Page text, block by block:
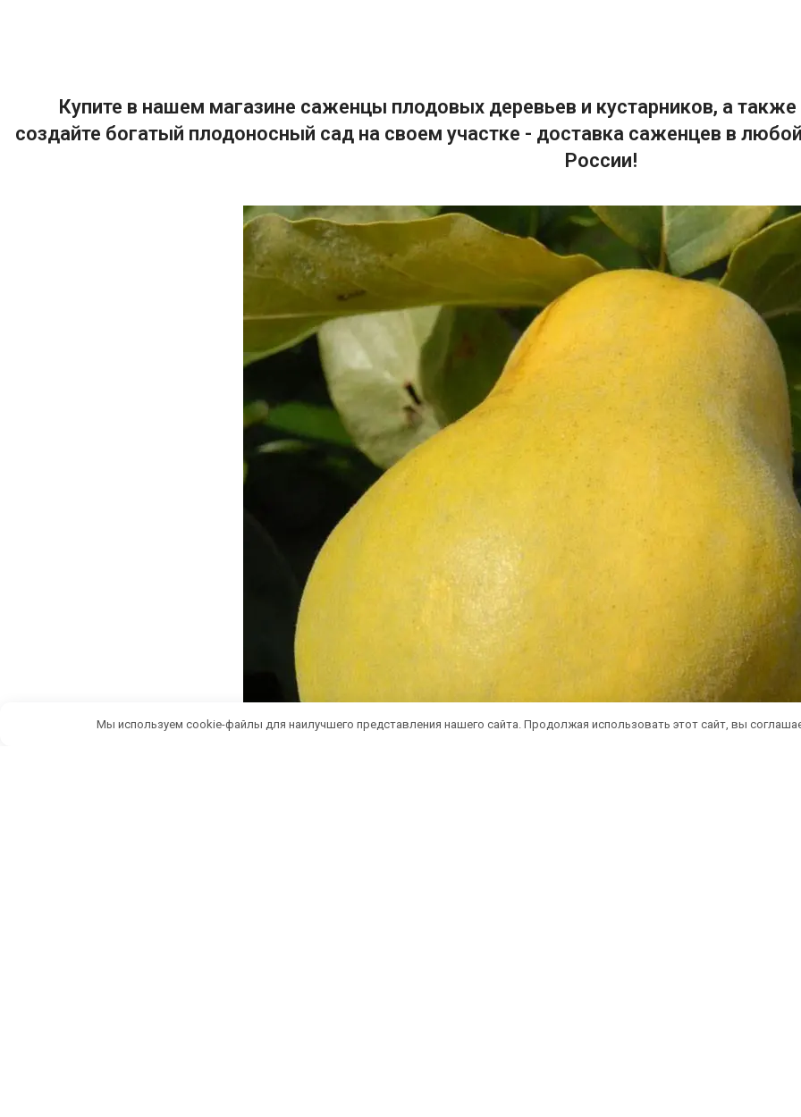
Купите в нашем магазине саженцы плодовых деревьев и кустарников, а также
создайте богатый плодоносный сад на своем участке - доставка саженцев в
России!
Мы используем cookie-файлы для наилучшего представления нашего сайта. Продолжая использовать этот сайт, вы